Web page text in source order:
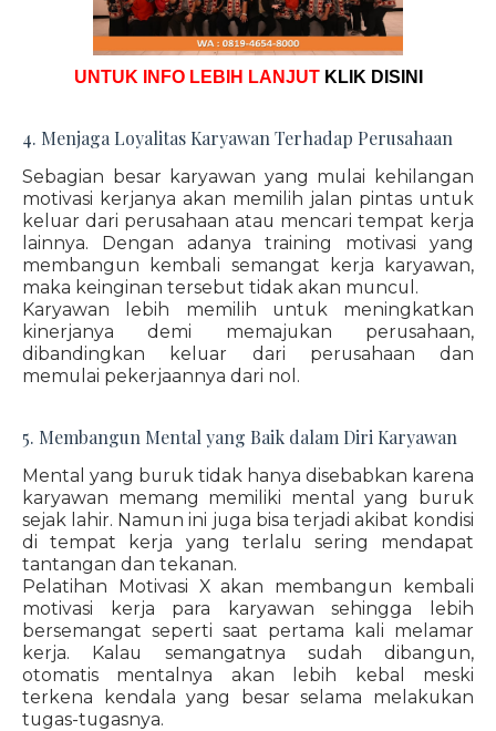
UNTUK INFO LEBIH LANJUT KLIK DISINI
4. Menjaga Loyalitas Karyawan Terhadap Perusahaan
Sebagian besar karyawan yang mulai kehilangan
motivasi kerjanya akan memilih jalan pintas untuk
keluar dari perusahaan atau mencari tempat kerja
lainnya. Dengan adanya training motivasi yang
membangun kembali semangat kerja karyawan,
maka keinginan tersebut tidak akan muncul.
Karyawan lebih memilih untuk meningkatkan
kinerjanya demi memajukan perusahaan,
dibandingkan keluar dari perusahaan dan
memulai pekerjaannya dari nol.
5. Membangun Mental yang Baik dalam Diri Karyawan
Mental yang buruk tidak hanya disebabkan karena
karyawan memang memiliki mental yang buruk
sejak lahir. Namun ini juga bisa terjadi akibat kondisi
di tempat kerja yang terlalu sering mendapat
tantangan dan tekanan.
Pelatihan Motivasi X akan membangun kembali
motivasi kerja para karyawan sehingga lebih
bersemangat seperti saat pertama kali melamar
kerja. Kalau semangatnya sudah dibangun,
otomatis mentalnya akan lebih kebal meski
terkena kendala yang besar selama melakukan
tugas-tugasnya.